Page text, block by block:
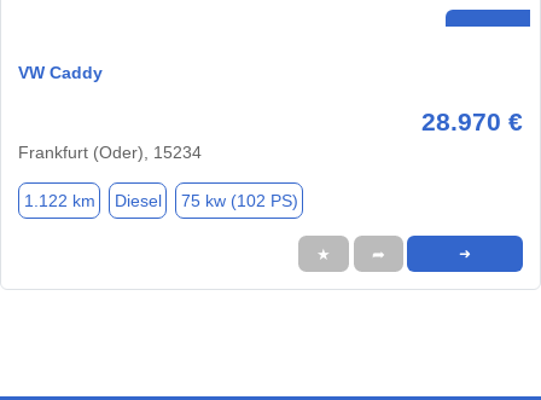
VW Caddy
28.970 €
Frankfurt (Oder), 15234
1.122 km Diesel 75 kw (102 PS)
★ ➦ ➜